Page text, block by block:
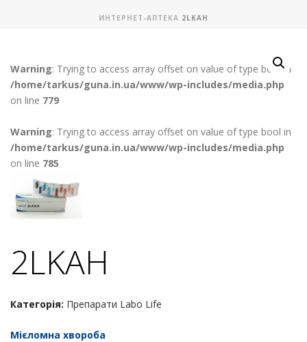
ИНТЕРНЕТ-АПТЕКА 2LKAH
Warning: Trying to access array offset on value of type bool in
/home/tarkus/guna.in.ua/www/wp-includes/media.php
on line 779
Warning: Trying to access array offset on value of type bool in
/home/tarkus/guna.in.ua/www/wp-includes/media.php
on line 785
2LKAH
Категорія: Препарати Labo Life
Мієломна хвороба